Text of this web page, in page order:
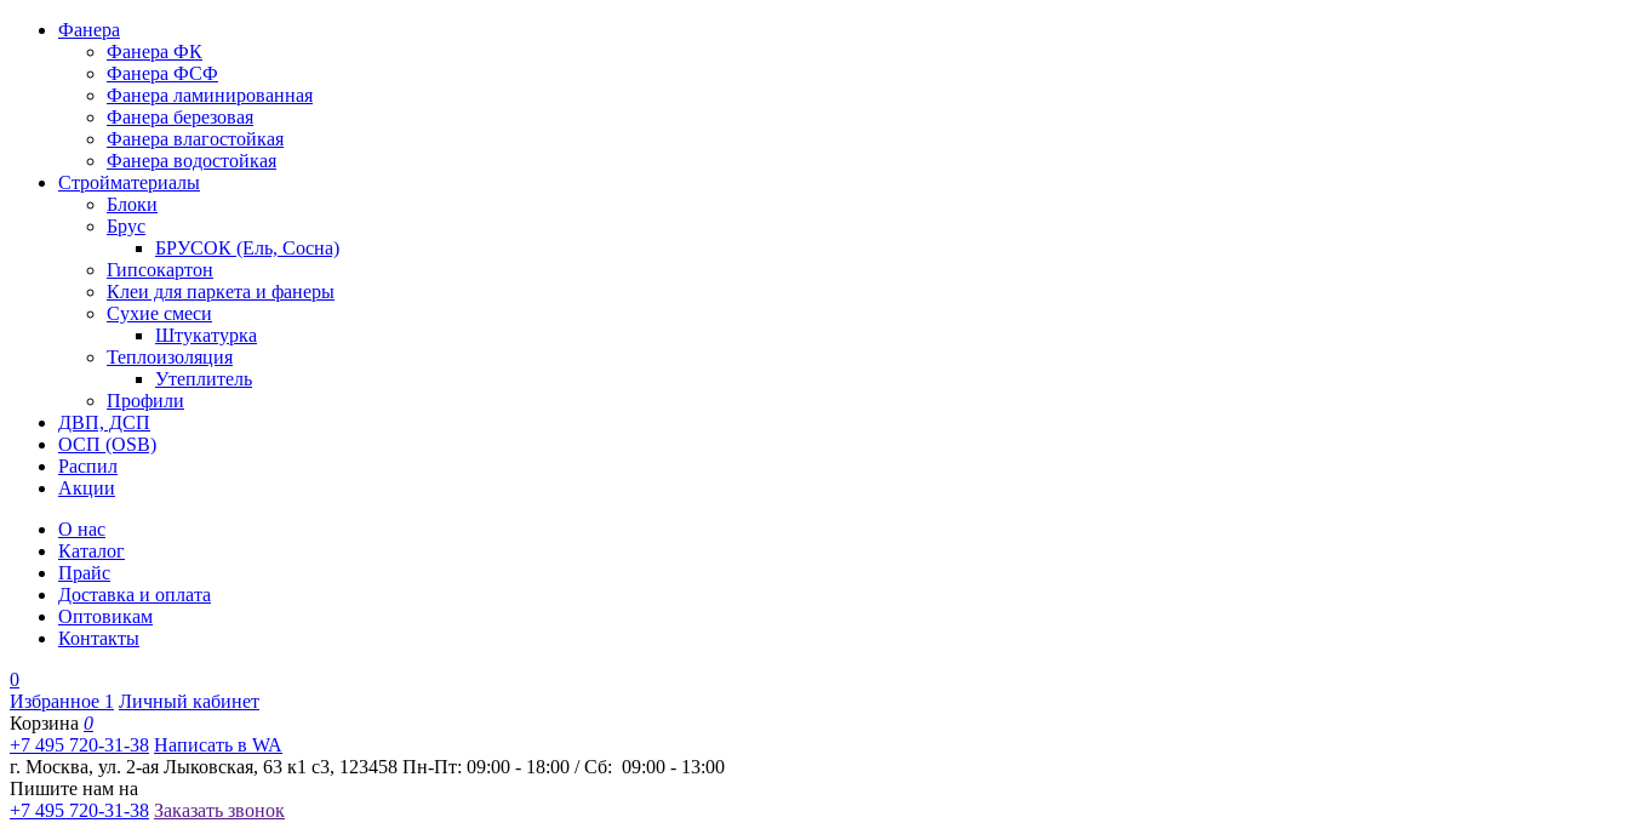
Фанера
Фанера ФК
Фанера ФСФ
Фанера ламинированная
Фанера березовая
Фанера влагостойкая
Фанера водостойкая
Стройматериалы
Блоки
Брус
БРУСОК (Ель, Сосна)
Гипсокартон
Клеи для паркета и фанеры
Сухие смеси
Штукатурка
Теплоизоляция
Утеплитель
Профили
ДВП, ДСП
ОСП (OSB)
Распил
Акции
О нас
Каталог
Прайс
Доставка и оплата
Оптовикам
Контакты
0
Избранное 1 Личный кабинет
Корзина 0
+7 495 720-31-38 Написать в WA
г. Москва, ул. 2-ая Лыковская, 63 к1 с3, 123458 Пн-Пт: 09:00 - 18:00 / Сб: 09:00 - 13:00
Пишите нам на
+7 495 720-31-38 Заказать звонок